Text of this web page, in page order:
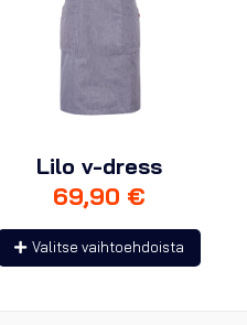
Lilo v-dress
69,90 €
Valitse vaihtoehdoista
Tällä